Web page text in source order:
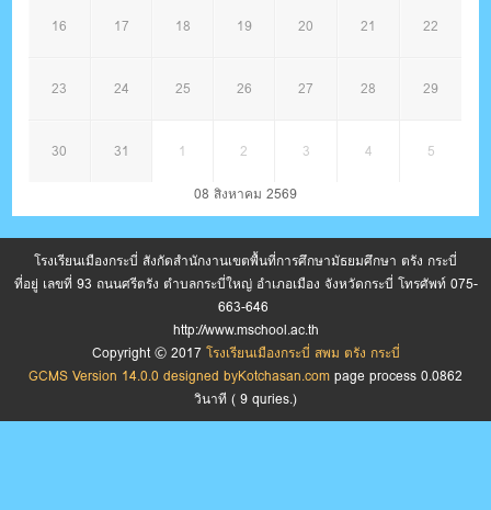
16 17 18 19 20 21 22
23 24 25 26 27 28 29
30 31 1 2 3 4 5
08 สิงหาคม 2569
โรงเรียนเมืองกระบี่ สังกัดสำนักงานเขตพื้นที่การศึกษามัธยมศึกษา ตรัง กระบี่
ที่อยู่ เลขที่ 93 ถนนศรีตรัง ตำบลกระบี่ใหญ่ อำเภอเมือง จังหวัดกระบี่ โทรศัพท์ 075-
663-646
http://www.mschool.ac.th
Copyright © 2017 โรงเรียนเมืองกระบี่ สพม ตรัง กระบี่
GCMS Version 14.0.0 designed byKotchasan.com page process 0.0862
วินาที ( 9 quries.)